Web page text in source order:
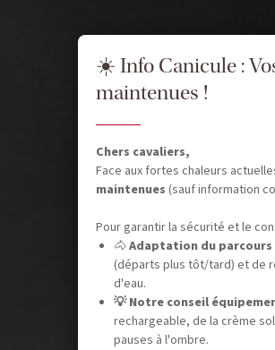
☀️ Info Canicule :
maintenues !
Chers cavaliers,
Face aux fortes chaleurs
maintenues (sauf information
Pour garantir la sécurité et le
🐴 Adaptation du parcours
(départs plus tôt/tard) et de
d'eau.
💡 Notre conseil
rechargeable, de la crème
pauses à l'ombre.